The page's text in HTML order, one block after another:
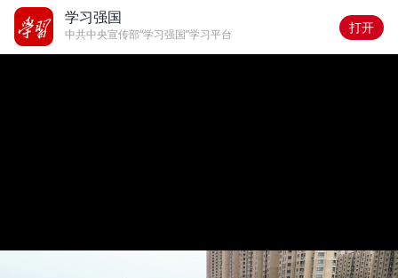
学习强国
中共中央宣传部“学习强国”学习平台 打开